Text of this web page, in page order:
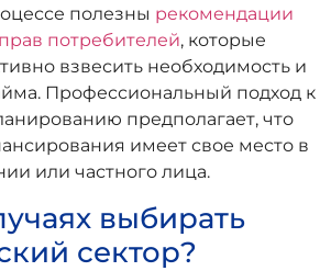
полезны рекомендации
потребителей, которые
взвесить необходимость и
Профессиональный подход к
предполагает, что
имеет свое место в
или частного лица.
выбирать
сектор?